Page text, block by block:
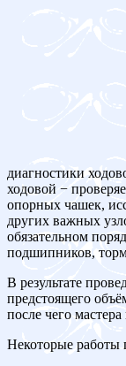
диагностики
ходовой −
опорных чашек,
других важных
обязательном
подшипников,
В результате
предстоящего
после чего
Некоторые работы